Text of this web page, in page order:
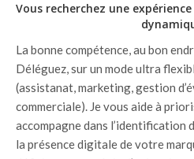
Vous recherchez une
La bonne compétence, au bon
Déléguez, sur un mode ultra
(assistanat, marketing, gestion
commerciale). Je vous aide à
accompagne dans l’identification
la présence digitale de votre